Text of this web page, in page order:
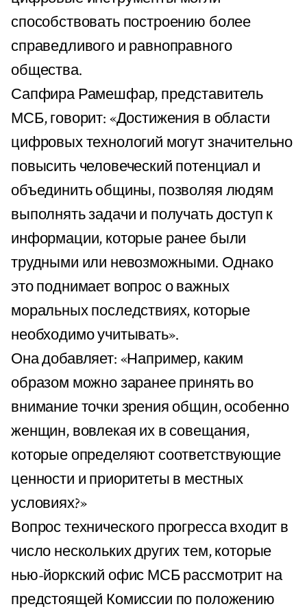
способствовать построению более
справедливого и равноправного
общества.
Сапфира Рамешфар, представитель
МСБ, говорит: «Достижения в области
цифровых технологий могут значительно
повысить человеческий потенциал и
объединить общины, позволяя людям
выполнять задачи и получать доступ к
информации, которые ранее были
трудными или невозможными. Однако
это поднимает вопрос о важных
моральных последствиях, которые
необходимо учитывать».
Она добавляет: «Например, каким
образом можно заранее принять во
внимание точки зрения общин, особенно
женщин, вовлекая их в совещания,
которые определяют соответствующие
ценности и приоритеты в местных
условиях?»
Вопрос технического прогресса входит в
число нескольких других тем, которые
нью-йоркский офис МСБ рассмотрит на
предстоящей Комиссии по положению